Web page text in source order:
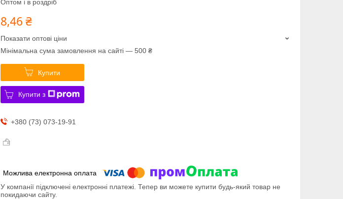
Оптом і в роздріб
8,46 ₴
Показати оптові ціни
Мінімальна сума замовлення на сайті — 500 ₴
Купити
Купити з
+380 (73) 073-19-91
У компанії підключені електронні платежі. Тепер ви можете купити будь-який товар не
покидаючи сайту.